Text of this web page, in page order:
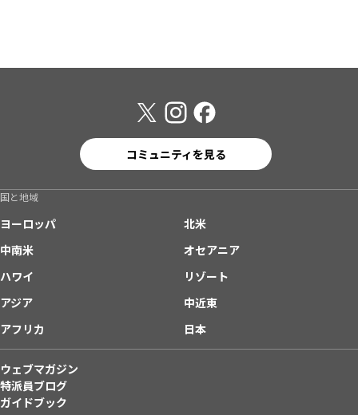
コミュニティを見る
国と地域
ヨーロッパ
北米
中南米
オセアニア
ハワイ
リゾート
アジア
中近東
アフリカ
日本
ウェブマガジン
特派員ブログ
ガイドブック